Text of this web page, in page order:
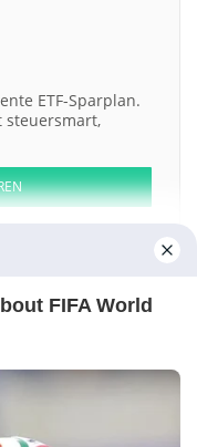
ETF-Sparplan.
steuersmart,
NASDAQ 100
Nikkei 225
Company
FIFA World